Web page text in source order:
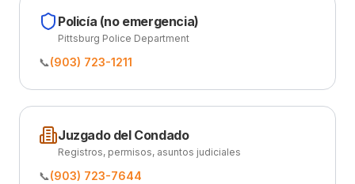
Policía (no emergencia)
Pittsburg Police Department
📞(903) 723-1211
Juzgado del Condado
Registros, permisos, asuntos judiciales
📞(903) 723-7644